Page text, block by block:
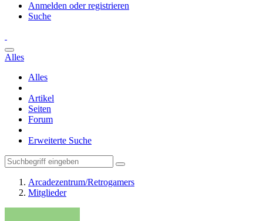
Anmelden oder registrieren
Suche
Alles
Alles
Artikel
Seiten
Forum
Erweiterte Suche
Arcadezentrum/Retrogamers
Mitglieder